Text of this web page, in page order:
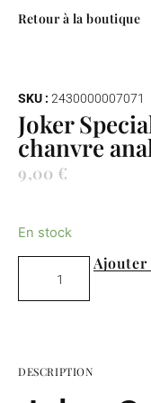
Retour à la boutique
SKU : 2430000007071
Joker
chanvre
9,00 €
Ajouter
DESCRIPTION